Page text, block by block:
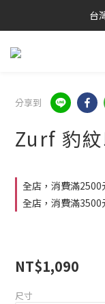
台
分享到
Zurf 豹
全店，消費滿
全店，消費滿
NT$1,090
尺寸